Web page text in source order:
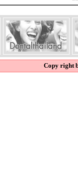
Copy right